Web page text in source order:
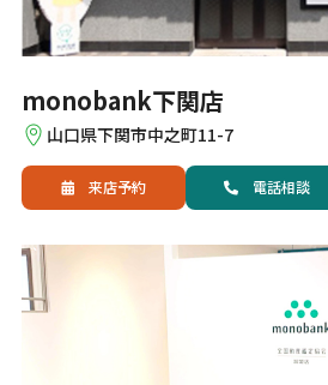
monobank下関店
山口県下関市中之町11-7
来店予約 電話相談